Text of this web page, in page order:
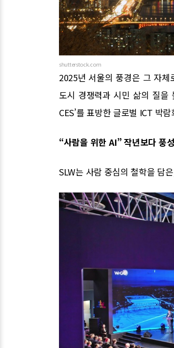
shutterstock.com
2025년 서울의 풍경은 그 자
도시 경쟁력과 시민 삶의 질을
CES’를 표방한 글로벌 ICT 박
“사람을 위한 AI” 작년보다 풍
SLW는 사람 중심의 철학을 담